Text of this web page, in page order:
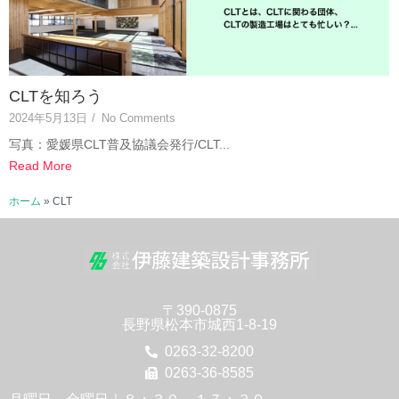
CLTを知ろう
2024年5月13日 / No Comments
写真：愛媛県CLT普及協議会発行/CLT...
Read More
ホーム » CLT
〒390-0875
長野県松本市城西1-8-19
0263-32-8200
0263-36-8585